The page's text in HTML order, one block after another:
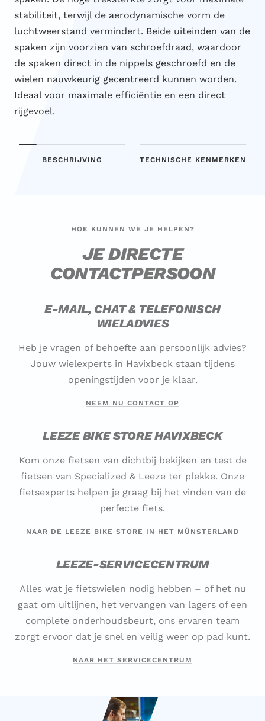
stabiliteit, terwijl de aerodynamische vorm de
luchtweerstand vermindert. Beide uiteinden van de
spaken zijn voorzien van schroefdraad, waardoor
de spaken direct in de nippels geschroefd en de
wielen nauwkeurig gecentreerd kunnen worden.
Ideaal voor maximale efficiëntie en een direct
rijgevoel.
BESCHRIJVING TECHNISCHE KENMERKEN
HOE KUNNEN WE JE HELPEN?
JE DIRECTE
CONTACTPERSOON
E-MAIL, CHAT & TELEFONISCH
WIELADVIES
Heb je vragen of behoefte aan persoonlijk advies?
Jouw wielexperts in Havixbeck staan tijdens
openingstijden voor je klaar.
NEEM NU CONTACT OP
LEEZE BIKE STORE HAVIXBECK
Kom onze fietsen van dichtbij bekijken en test de
fietsen van Specialized & Leeze ter plekke. Onze
fietsexperts helpen je graag bij het vinden van de
perfecte fiets.
NAAR DE LEEZE BIKE STORE IN HET MÜNSTERLAND
LEEZE-SERVICECENTRUM
Alles wat je fietswielen nodig hebben – of het nu
gaat om uitlijnen, het vervangen van lagers of een
complete onderhoudsbeurt, ons ervaren team
zorgt ervoor dat je snel en veilig weer op pad kunt.
NAAR HET SERVICECENTRUM